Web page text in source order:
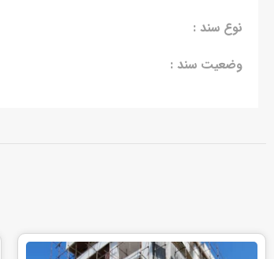
نوع سند :
وضعیت سند :